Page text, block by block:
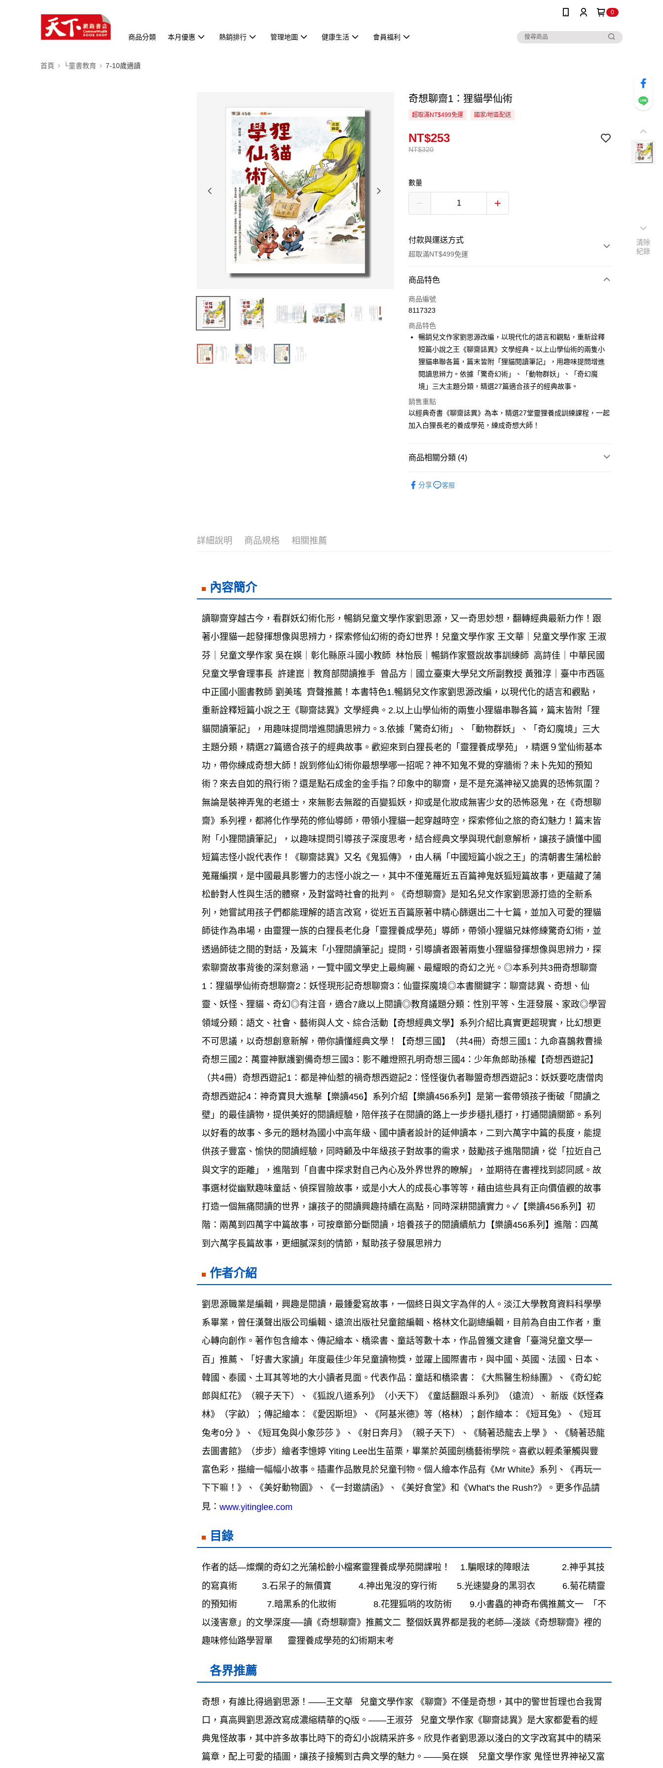
0
商品分類 本月優惠 熱銷排行 管理地圖 健康生活 會員福利
首頁 └童書教育 7-10歲適讀
奇想聊齋1：狸貓學仙術
超取滿NT$499免運 國家/地區配送
NT$320
NT$253
數量
付款與運送方式
超取滿NT$499免運
付款方式
信用卡一次付款
LINE Pay
Apple Pay
街口支付
悠遊付
ATM付款
全家取貨付款
付款後全家取貨
每筆NT$70，滿NT$799(含以上)免運費
離島宅配
商品特色
商品編號
8117323
商品特色
暢銷兒文作家劉思源改編，以現代化的語言和觀點，重新詮釋
短篇小說之王《聊齋誌異》文學經典。以上山學仙術的兩隻小
狸貓串聯各篇，篇末皆附「狸貓閱讀筆記」，用趣味提問增進
閱讀思辨力。依據「驚奇幻術」、「動物群妖」、「奇幻魔
境」三大主題分類，精選27篇適合孩子的經典故事。
銷售重點
以經典奇書《聊齋誌異》為本，精選27堂靈狸養成訓練課程，一起
加入白狸長老的養成學苑，練成奇想大師！
商品相關分類 (4)
分享 客服
詳細說明 商品規格 相關推薦
內容簡介
讀聊齋穿越古今，看群妖幻術化形，暢銷兒童文學作家劉思源，又一奇思妙想，翻轉經典最新力作！跟
著小狸貓一起發揮想像與思辨力，探索修仙幻術的奇幻世界！兒童文學作家 王文華｜兒童文學作家 王淑
芬｜兒童文學作家 吳在媖｜彰化縣原斗國小教師  林怡辰｜暢銷作家暨說故事訓練師  高詩佳｜中華民國
兒童文學會理事長  許建崑｜教育部閱讀推手  曾品方｜國立臺東大學兒文所副教授 黃雅淳｜臺中市西區
中正國小圖書教師 劉美瑤  齊聲推薦！本書特色1.暢銷兒文作家劉思源改編，以現代化的語言和觀點，
重新詮釋短篇小說之王《聊齋誌異》文學經典。2.以上山學仙術的兩隻小狸貓串聯各篇，篇末皆附「狸
貓閱讀筆記」，用趣味提問增進閱讀思辨力。3.依據「驚奇幻術」、「動物群妖」、「奇幻魔境」三大
主題分類，精選27篇適合孩子的經典故事。歡迎來到白狸長老的「靈狸養成學苑」，精選９堂仙術基本
功，帶你練成奇想大師！說到修仙幻術你最想學哪一招呢？神不知鬼不覺的穿牆術？未卜先知的預知
術？來去自如的飛行術？還是點石成金的金手指？印象中的聊齋，是不是充滿神祕又詭異的恐怖氛圍？
無論是裝神弄鬼的老道士，來無影去無蹤的百變狐妖，抑或是化妝成無害少女的恐怖惡鬼，在《奇想聊
齋》系列裡，都將化作學苑的修仙導師，帶領小狸貓一起穿越時空，探索修仙之旅的奇幻魅力！篇末皆
附「小狸閱讀筆記」，以趣味提問引導孩子深度思考，結合經典文學與現代創意解析，讓孩子讀懂中國
短篇志怪小說代表作！《聊齋誌異》又名《鬼狐傳》，由人稱「中國短篇小說之王」的清朝書生蒲松齡
蒐羅編撰，是中國最具影響力的志怪小說之一，其中不僅蒐羅近五百篇神鬼妖狐短篇故事，更蘊藏了蒲
松齡對人性與生活的體察，及對當時社會的批判。《奇想聊齋》是知名兒文作家劉思源打造的全新系
列，她嘗試用孩子們都能理解的語言改寫，從近五百篇原著中精心篩選出二十七篇，並加入可愛的狸貓
師徒作為串場，由靈狸一族的白狸長老化身「靈狸養成學苑」導師，帶領小狸貓兄妹修練驚奇幻術，並
透過師徒之間的對話，及篇末「小狸閱讀筆記」提問，引導讀者跟著兩隻小狸貓發揮想像與思辨力，探
索聊齋故事背後的深刻意涵，一覽中國文學史上最絢麗、最耀眼的奇幻之光。◎本系列共3冊奇想聊齋
1：狸貓學仙術奇想聊齋2：妖怪現形記奇想聊齋3：仙靈探魔境◎本書關鍵字：聊齋誌異、奇想、仙
靈、妖怪、狸貓、奇幻◎有注音，適合7歲以上閱讀◎教育議題分類：性別平等、生涯發展、家政◎學習
領域分類：語文、社會、藝術與人文、綜合活動【奇想經典文學】系列介紹比真實更超現實，比幻想更
不可思議，以奇想創意新解，帶你讀懂經典文學！【奇想三國】（共4冊）奇想三國1：九命喜鵲救曹操
奇想三國2：萬靈神獸護劉備奇想三國3：影不離燈照孔明奇想三國4：少年魚郎助孫權【奇想西遊記】
（共4冊）奇想西遊記1：都是神仙惹的禍奇想西遊記2：怪怪復仇者聯盟奇想西遊記3：妖妖要吃唐僧肉
奇想西遊記4：神奇寶貝大進擊【樂讀456】系列介紹【樂讀456系列】是第一套帶領孩子衝破「閱讀之
壁」的最佳讀物，提供美好的閱讀經驗，陪伴孩子在閱讀的路上一步步穩扎穩打，打通閱讀關節。系列
以好看的故事、多元的題材為國小中高年級、國中讀者設計的延伸讀本，二到六萬字中篇的長度，能提
供孩子豐富、愉快的閱讀經驗，同時顧及中年級孩子對故事的需求，鼓勵孩子進階閱讀，從「拉近自己
與文字的距離」，進階到「自書中探求對自己內心及外界世界的瞭解」，並期待在書裡找到認同感。故
事選材從幽默趣味童話、偵探冒險故事，或是小大人的成長心事等等，藉由這些具有正向價值觀的故事
打造一個無痛閱讀的世界，讓孩子的閱讀興趣持續在高點，同時深耕閱讀實力。✓【樂讀456系列】初
階：兩萬到四萬字中篇故事，可按章節分斷閱讀，培養孩子的閱讀續航力【樂讀456系列】進階：四萬
到六萬字長篇故事，更細膩深刻的情節，幫助孩子發展思辨力
作者介紹
劉思源職業是編輯，興趣是閱讀，最鍾愛寫故事，一個終日與文字為伴的人。淡江大學教育資料科學學
系畢業，曾任漢聲出版公司編輯、遠流出版社兒童館編輯、格林文化副總編輯，目前為自由工作者，重
心轉向創作。著作包含繪本、傳記繪本、橋梁書、童話等數十本，作品曾獲文建會「臺灣兒童文學一
百」推薦、「好書大家讀」年度最佳少年兒童讀物獎，並躍上國際書市，與中國、英國、法國、日本、
韓國、泰國、土耳其等地的大小讀者見面。代表作品：童話和橋梁書：《大熊醫生粉絲團》、《奇幻蛇
郎與紅花》（親子天下）、《狐說八道系列》（小天下）《童話翻跟斗系列》（遠流）、 新版《妖怪森
林》（字畝）；傳記繪本：《愛因斯坦》、《阿基米德》等（格林）；創作繪本：《短耳兔》、《短耳
兔考0分 》、《短耳兔與小象莎莎 》、《射日奔月》（親子天下）、《騎著恐龍去上學 》、《騎著恐龍
去圖書館》（步步）繪者李憶婷 Yiting Lee出生苗栗，畢業於英國劍橋藝術學院。喜歡以輕柔筆觸與豐
富色彩，描繪一幅幅小故事。插畫作品散見於兒童刊物。個人繪本作品有《Mr White》系列、《再玩一
下下嘛！》、《美好動物園》、《一封邀請函》、《美好食堂》和《What's the Rush?》。更多作品請
見：www.yitinglee.com
目錄
作者的話—燦爛的奇幻之光蒲松齡小檔案靈狸養成學苑開課啦！    1.騙眼球的障眼法             2.神乎其技
的寫真術          3.石呆子的無價寶           4.神出鬼沒的穿行術        5.光速變身的黑羽衣           6.菊花精靈
的預知術            7.暗黑系的化妝術               8.花狸狐哨的攻防術　　9.小書蟲的神奇布偶推薦文一  「不
以淺害意」的文學深度──讀《奇想聊齋》推薦文二  整個妖異界都是我的老師—淺談《奇想聊齋》裡的
趣味修仙路學習單      靈狸養成學苑的幻術期末考
各界推薦
奇想，有誰比得過劉思源！——王文華   兒童文學作家 《聊齋》不僅是奇想，其中的警世哲理也合我胃
口，真高興劉思源改寫成濃縮精華的Q版。——王淑芬   兒童文學作家《聊齋誌異》是大家都愛看的經
典鬼怪故事，其中許多故事比時下的奇幻小說精采許多。欣見作者劉思源以淺白的文字改寫其中的精采
篇章，配上可愛的插圖，讓孩子接觸到古典文學的魅力。——吳在媖    兒童文學作家 鬼怪世界神祕又富
清除
紀錄